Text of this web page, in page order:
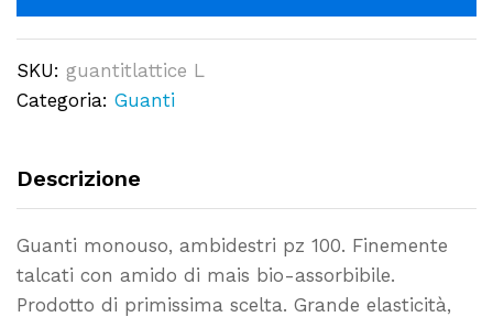
100
pz.
-
TAGLIA
SKU: guantitlattice L
Categoria: Guanti
Descrizione
Guanti monouso, ambidestri pz 100. Finemente
talcati con amido di mais bio-assorbibile.
Prodotto di primissima scelta. Grande elasticità,